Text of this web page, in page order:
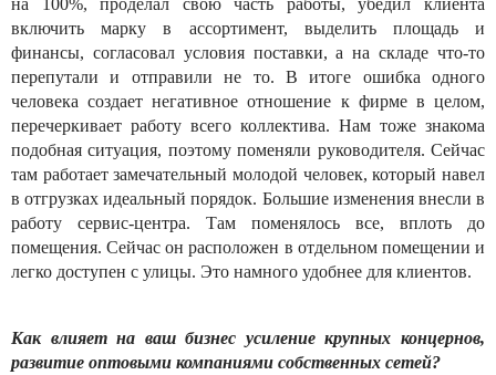
на 100%, проделал свою часть работы, убедил клиента
включить марку в ассортимент, выделить площадь и
финансы, согласовал условия поставки, а на складе что-то
перепутали и отправили не то. В итоге ошибка одного
человека создает негативное отношение к фирме в целом,
перечеркивает работу всего коллектива. Нам тоже знакома
подобная ситуация, поэтому поменяли руководителя. Сейчас
там работает замечательный молодой человек, который навел
в отгрузках идеальный порядок. Большие изменения внесли в
работу сервис-центра. Там поменялось все, вплоть до
помещения. Сейчас он расположен в отдельном помещении и
легко доступен с улицы. Это намного удобнее для клиентов.
Как влияет на ваш бизнес усиление крупных концернов,
развитие оптовыми компаниями собственных сетей?